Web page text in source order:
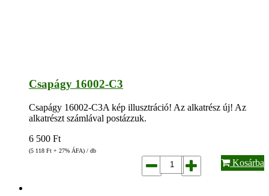
Csapágy 16002-C3
Csapágy 16002-C3A kép illusztráció! Az alkatrész új! Az
alkatrészt számlával postázzuk.
6 500 Ft
(5 118 Ft + 27% ÁFA) / db
Kosárba